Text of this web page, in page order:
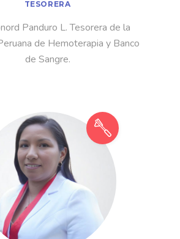
TESORERA
Panduro L. Tesorera de la
de Hemoterapia y Banco
de Sangre.